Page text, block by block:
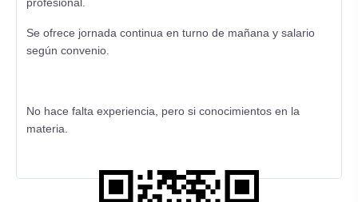
Se ofrece jornada continua en turno de mañana y salario
según convenio.
No hace falta experiencia, pero si conocimientos en la
materia.